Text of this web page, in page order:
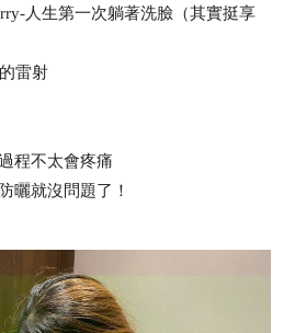
人生第一次躺著洗臉（其實挺享
雷射
程不太會疼痛
曬就沒問題了！